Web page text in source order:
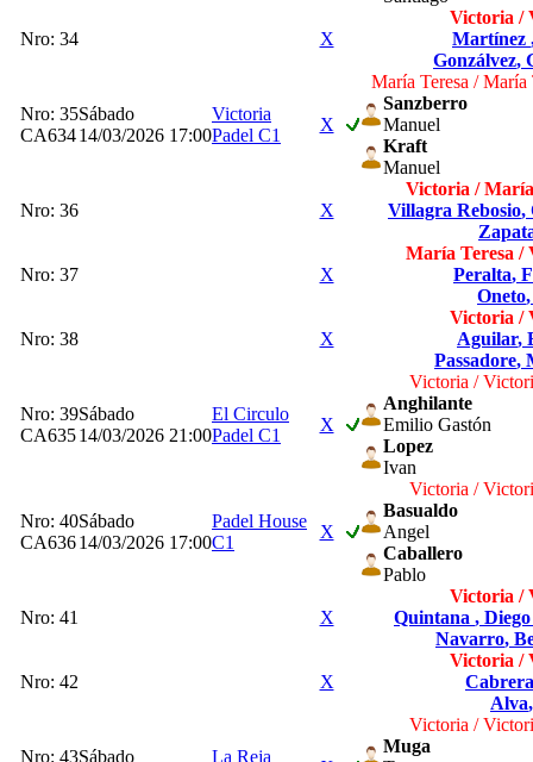
Nro: 34 X
Victoria /
Martínez
Gonzálvez,
Nro: 35
CA634
Sábado
14/03/2026 17:00
Victoria
Padel C1
X
María Teresa / María
Sanzberro
Manuel
Kraft
Manuel
Nro: 36 X
Victoria /
Villagra Rebosio,
Nro: 37 X
María Teresa /
Peralta,
Oneto
Nro: 38 X
Victoria /
Aguilar,
Passadore,
Nro: 39
CA635
Sábado
14/03/2026 21:00
El Circulo
Padel C1
X
Victoria /
Anghilante
Emilio Gastón
Lopez
Ivan
Nro: 40
CA636
Sábado
14/03/2026 17:00
Padel House
C1
X
Victoria /
Basualdo
Angel
Caballero
Pablo
Nro: 41 X
Victoria /
Quintana ,
Navarro,
Nro: 42 X
Victoria /
Cabrera
Alva
Nro: 43Sábado
La Reja
Victoria /
Muga